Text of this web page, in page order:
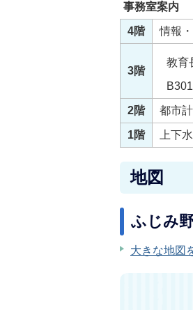
事務室案内
4階 情報
3階
教育
2階 都市
1階 上下
地図
ふじみ
大きな地図